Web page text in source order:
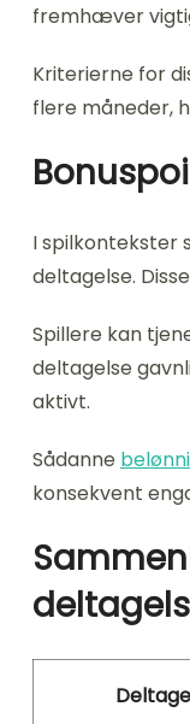
fremhæver
Kriterierne for
flere måneder,
I spilkontekster
deltagelse.
Spillere kan
deltagelse
aktivt.
Sådanne
konsekvent